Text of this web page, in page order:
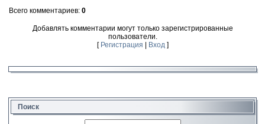
Всего комментариев: 0
Добавлять комментарии могут только зарегистрированные
пользователи.
[ Регистрация Вход]
Поиск